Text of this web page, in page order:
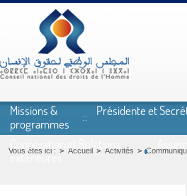
Aller au contenu principal
Missions &
programmes
Présidente et
Coopération et Relations
extérieures
Vous êtes ici : Accueil Activités